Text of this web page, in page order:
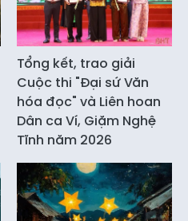
Tổng kết, trao giải
Cuộc thi "Đại sứ Văn
hóa đọc" và Liên hoan
Dân ca Ví, Giặm Nghệ
Tĩnh năm 2026